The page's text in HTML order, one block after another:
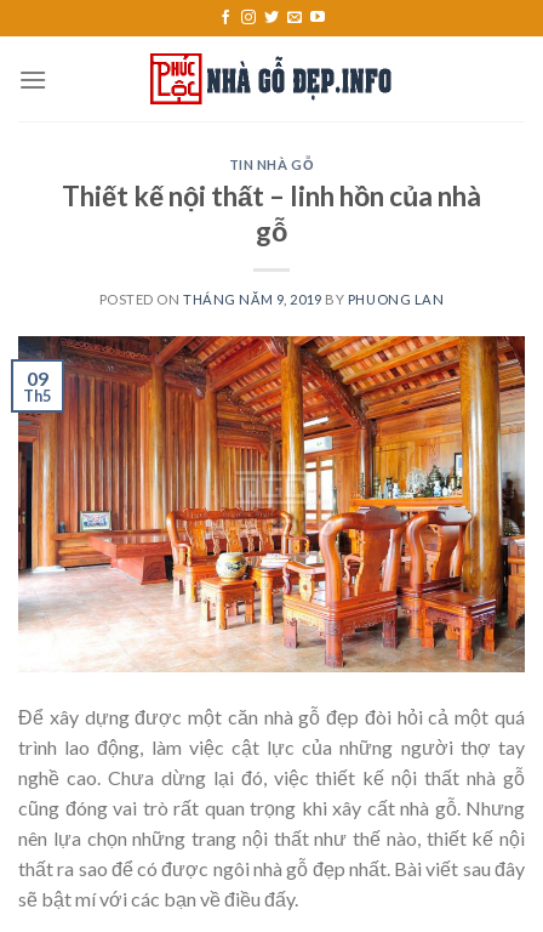
content
TIN NHÀ GỖ
Thiết kế nội thất – linh hồn của nhà
gỗ
POSTED ONTHÁNG NĂM 9, 2019 BY PHUONG LAN
09
Th5
Để xây dựng được một căn nhà gỗ đẹp đòi hỏi cả một quá
trình lao động, làm việc cật lực của những người thợ tay
nghề cao. Chưa dừng lại đó, việc thiết kế nội thất nhà gỗ
cũng đóng vai trò rất quan trọng khi xây cất nhà gỗ. Nhưng
nên lựa chọn những trang nội thất như thế nào, thiết kế nội
thất ra sao để có được ngôi nhà gỗ đẹp nhất. Bài viết sau đây
sẽ bật mí với các bạn về điều đấy.